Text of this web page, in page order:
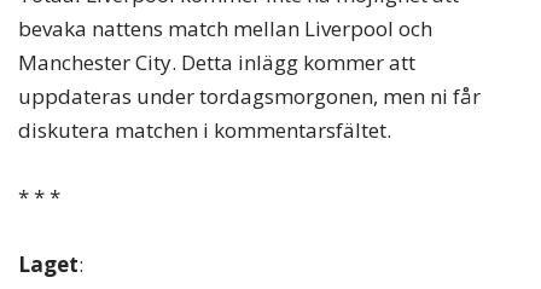
bevaka nattens match mellan Liverpool och
Manchester City. Detta inlägg kommer att
uppdateras under tordagsmorgonen, men ni får
diskutera matchen i kommentarsfältet.
* * *
Laget: